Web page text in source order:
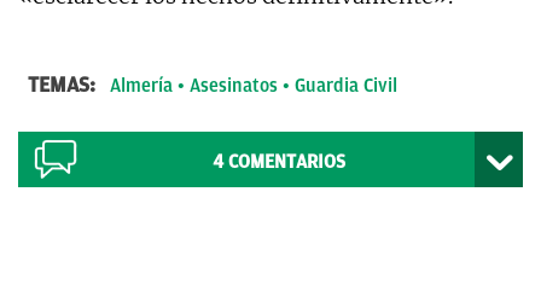
TEMAS: Almería Asesinatos Guardia Civil
4COMENTARIOS